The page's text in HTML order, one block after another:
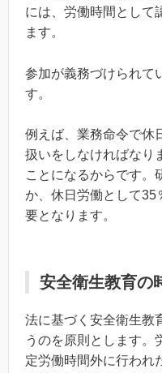
には、労働時間として
ます。
参加が義務づけられて
す。
例えば、業務命令で休
扱いをしなければなり
ことになるからです。
か、休日労働として35
要となります。
安全衛生教育の
法に基づく安全衛生教
うのを原則とします。
定労働時間外に行われ